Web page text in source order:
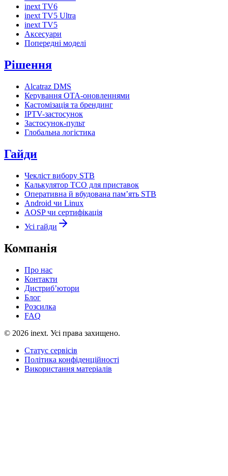
inext TV6
inext TV5 Ultra
inext TV5
Аксесуари
Попередні моделі
Рішення
Alcatraz DMS
Керування OTA-оновленнями
Кастомізація та брендинг
IPTV-застосунок
Застосунок-пульт
Глобальна логістика
Гайди
Чекліст вибору STB
Калькулятор TCO для приставок
Оперативна й вбудована пам’ять STB
Android чи Linux
AOSP чи сертифікація
Усі гайди
Компанія
Про нас
Контакти
Дистриб’ютори
Блог
Розсилка
FAQ
© 2026 inext. Усі права захищено.
Статус сервісів
Політика конфіденційності
Використання матеріалів